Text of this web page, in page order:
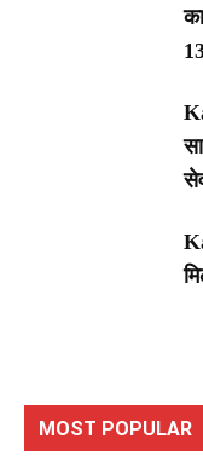
MOST POPULAR